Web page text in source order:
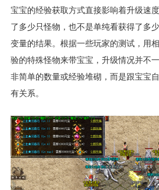
宝宝的经验获取方式直接影响着升级速
了多少只怪物，也不是单纯看获得了多
变量的结果。根据一些玩家的测试，用
验的特殊怪物来带宝宝，升级情况并不
非简单的数量或经验堆砌，而是跟宝宝
有关系。